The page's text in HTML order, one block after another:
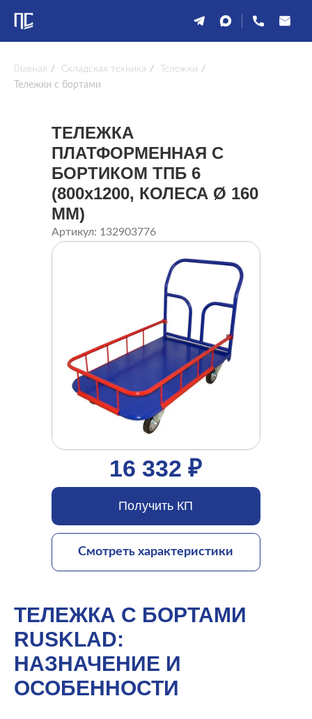
Главная / Складская техника / Тележки /
Тележки с бортами
ТЕЛЕЖКА
ПЛАТФОРМЕННАЯ С
БОРТИКОМ ТПБ 6
(800x1200, КОЛЕСА Ø 160
ММ)
Артикул: 132903776
16 332 ₽
Смотреть характеристики
Получить КП
ТЕЛЕЖКА С БОРТАМИ
RUSKLAD:
НАЗНАЧЕНИЕ И
ОСОБЕННОСТИ